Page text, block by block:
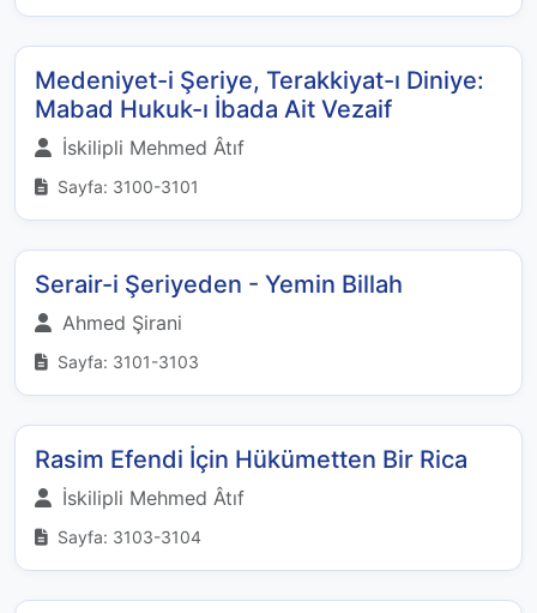
Medeniyet-i Şeriye, Terakkiyat-ı Diniye:
Mabad Hukuk-ı İbada Ait Vezaif
İskilipli Mehmed Âtıf
Sayfa: 3100-3101
Serair-i Şeriyeden - Yemin Billah
Ahmed Şirani
Sayfa: 3101-3103
Rasim Efendi İçin Hükümetten Bir Rica
İskilipli Mehmed Âtıf
Sayfa: 3103-3104